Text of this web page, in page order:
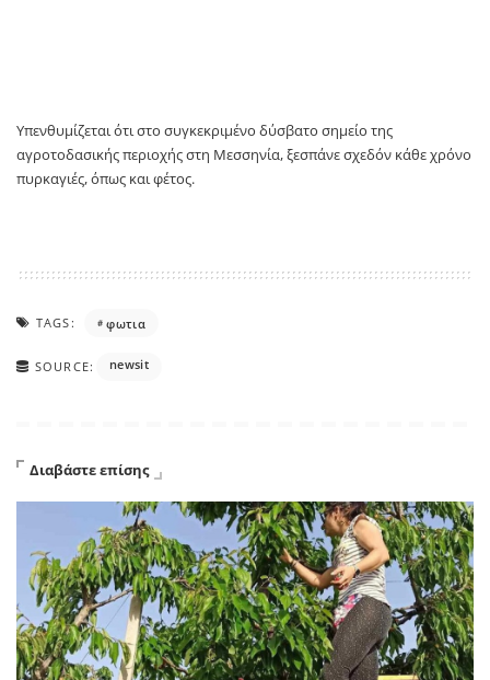
Υπενθυμίζεται ότι στο συγκεκριμένο δύσβατο σημείο της
αγροτοδασικής περιοχής στη Μεσσηνία, ξεσπάνε σχεδόν κάθε χρόνο
πυρκαγιές, όπως και φέτος.
TAGS: φωτια
SOURCE: newsit
Διαβάστε επίσης